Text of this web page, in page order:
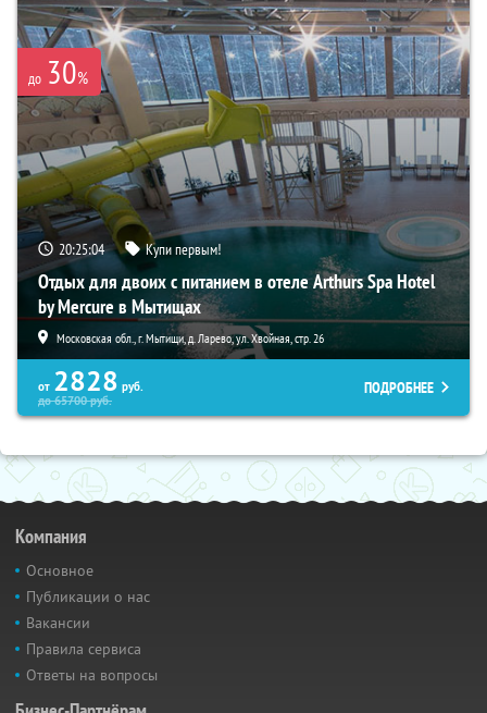
до 30%
20:25:03 Купи первым!
Отдых для двоих с питанием в отеле Arthurs Spa Hotel
by Mercure в Мытищах
Московская обл., г. Мытищи, д. Ларево, ул. Хвойная, стр. 26
от 2828 руб.
до65700руб.
ПОДРОБНЕЕ
Компания
Основное
Публикации о нас
Вакансии
Правила сервиса
Ответы на вопросы